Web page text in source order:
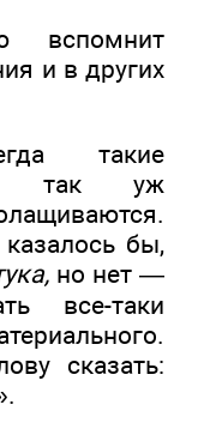
вспомнит
и в других
такие
так уж
казалось бы,
но нет —
все-таки
сказать: